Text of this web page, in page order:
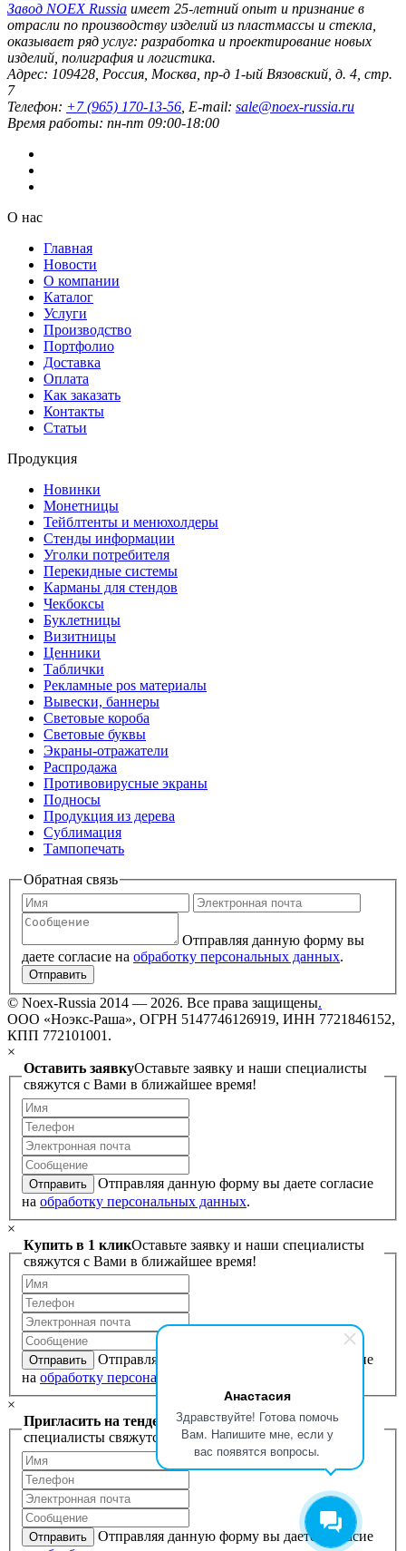
Анастасия
Здравствуйте! Готова помочь
Вам. Напишите мне, если у
вас появятся вопросы.
Завод NOEX Russia имеет 25-летний опыт и признание в
отрасли по производству изделий из пластмассы и стекла,
оказывает ряд услуг: разработка и проектирование новых
изделий, полиграфия и логистика.
Адрес: 109428, Россия, Москва, пр-д 1-ый Вязовский, д. 4, стр.
7
Телефон: +7 (965) 170-13-56, E-mail: sale@noex-russia.ru
Время работы: пн-пт 09:00-18:00
О нас
Главная
Новости
О компании
Каталог
Услуги
Производство
Портфолио
Доставка
Оплата
Как заказать
Контакты
Статьи
Продукция
Новинки
Монетницы
Тейблтенты и менюхолдеры
Стенды информации
Уголки потребителя
Перекидные системы
Карманы для стендов
Чекбоксы
Буклетницы
Визитницы
Ценники
Таблички
Рекламные pos материалы
Вывески, баннеры
Световые короба
Световые буквы
Экраны-отражатели
Распродажа
Противовирусные экраны
Подносы
Продукция из дерева
Сублимация
Тампопечать
Обратная связь
Отправляя данную форму вы
даете согласие на обработку персональных данных.
Отправить
© Noex-Russia 2014 — 2026. Все права защищены.
ООО «Ноэкс-Раша», ОГРН 5147746126919, ИНН 7721846152,
КПП 772101001.
×
Оставить заявкуОставьте заявку и наши специалисты
свяжутся с Вами в ближайшее время!
Отправить
Отправляя данную форму вы даете согласие
на обработку персональных данных.
×
Купить в 1 кликОставьте заявку и наши специалисты
свяжутся с Вами в ближайшее время!
Отправить
Отправляя данную форму вы даете согласие
на обработку персональных данных
×
Пригласить на тендер
Оставьте заявку и наши
специалисты свяжутся с Вами в ближайшее время!
Отправить
Отправляя данную форму вы даете согласие